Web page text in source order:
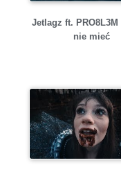
Jetlagz ft. PRO8L3M
nie mieć